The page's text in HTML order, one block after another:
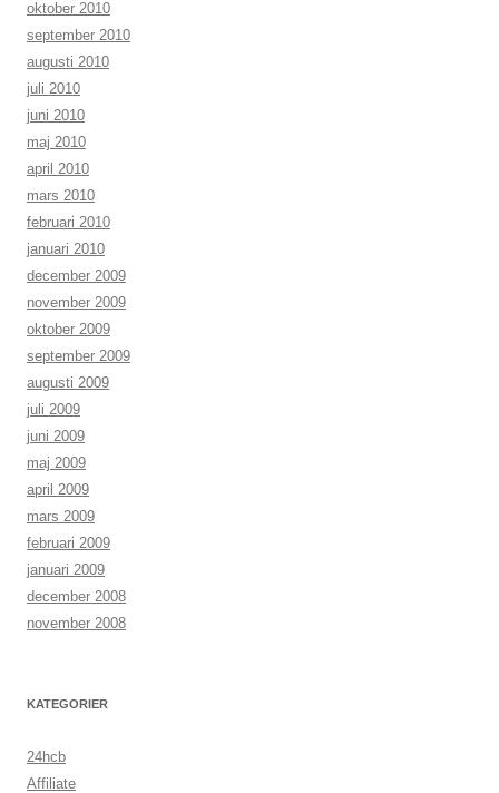
oktober 2010
september 2010
augusti 2010
juli 2010
juni 2010
maj 2010
april 2010
mars 2010
februari 2010
januari 2010
december 2009
november 2009
oktober 2009
september 2009
augusti 2009
juli 2009
juni 2009
maj 2009
april 2009
mars 2009
februari 2009
januari 2009
december 2008
november 2008
KATEGORIER
24hcb
Affiliate